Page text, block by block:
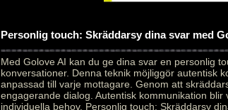
Personlig touch: Skräddarsy dina svar med
Med Golove AI kan du ge dina svar en personlig
konversationer. Denna teknik möjliggör autentisk
anpassad till varje mottagare. Genom att
engagerande dialog. Autentisk kommunikation
individuella behov. Personlig touch: Skräddarsy